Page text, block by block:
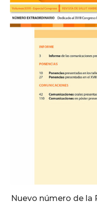
Nuevo número de la